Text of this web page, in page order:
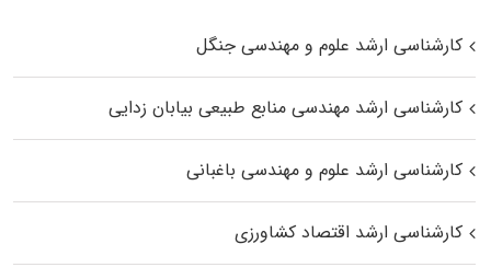
کارشناسی ارشد علوم و مهندسی جنگل
کارشناسی ارشد مهندسی منابع طبیعی بیابان زدایی
کارشناسی ارشد علوم و مهندسی باغبانی
کارشناسی ارشد اقتصاد کشاورزی